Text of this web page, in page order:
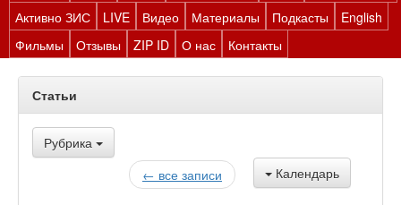
Активно ЗИС
LIVE Видео Материалы Подкасты
English
Фильмы
Отзывы ZIP ID О нас Контакты
Статьи
Рубрика
Календарь
← все записи